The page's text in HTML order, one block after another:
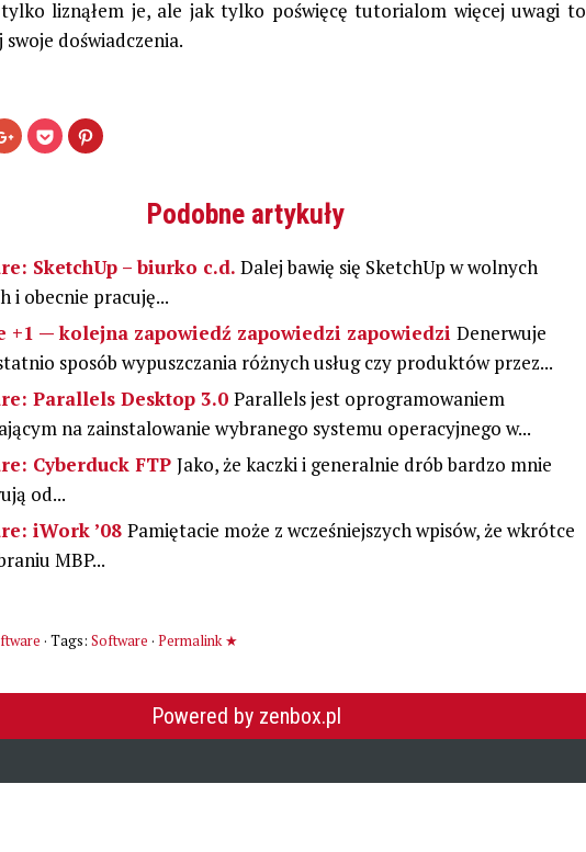
liznąłem je, ale jak tylko poświęcę tutorialom więcej uwagi to
doświadczenia.
Kliknij,
aby
udostępnić
Kliknij
by
udostępnić
Udostępniej
na
Podobne artykuły
SketchUp – biurko c.d. Dalej bawię się SketchUp w wolnych
i obecnie pracuję...
+1 — kolejna zapowiedź zapowiedzi zapowiedzi Denerwuje
sposób wypuszczania różnych usług czy produktów przez...
Parallels Desktop 3.0 Parallels jest oprogramowaniem
na zainstalowanie wybranego systemu operacyjnego w...
Cyberduck FTP Jako, że kaczki i generalnie drób bardzo mnie
od...
iWork ’08 Pamiętacie może z wcześniejszych wpisów, że wkrótce
MBP...
· Tags: Software · Permalink ★
Powered by zenbox.pl